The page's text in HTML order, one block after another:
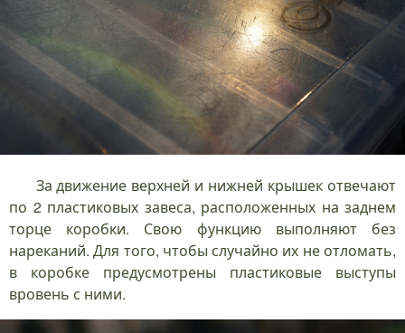
За движение верхней и нижней крышек отвечают
по 2 пластиковых завеса, расположенных на заднем
торце коробки. Свою функцию выполняют без
нареканий. Для того, чтобы случайно их не отломать,
в коробке предусмотрены пластиковые выступы
вровень с ними.